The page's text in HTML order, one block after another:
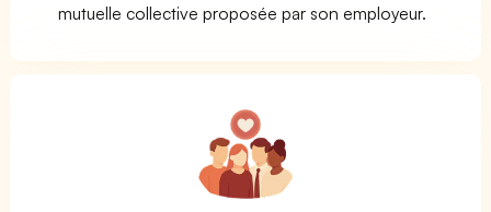
mutuelle collective proposée par son employeur.